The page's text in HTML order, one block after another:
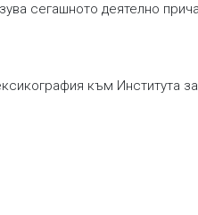
сегашното деятелно
към Института